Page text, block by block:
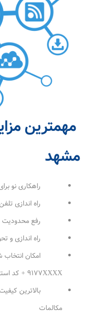
مشهد
راهکاری نو برای
راه اندازی تلفن
رفع محدودیت
راه اندازی و
امکان انتخاب
۹۱۷۷XXXX + کد استان
مکالمات